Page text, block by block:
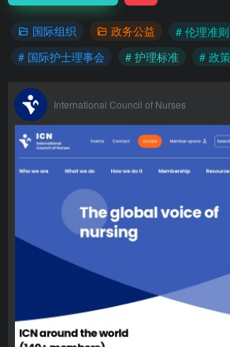
国际组织 政务公益 # 伦理准则
# 国际护士理事会
# 护理标准 # 政
International Council of Nurses